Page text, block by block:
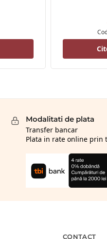
Modalitati de plata
Transfer bancar
Plata in rate online prin
CONTACT